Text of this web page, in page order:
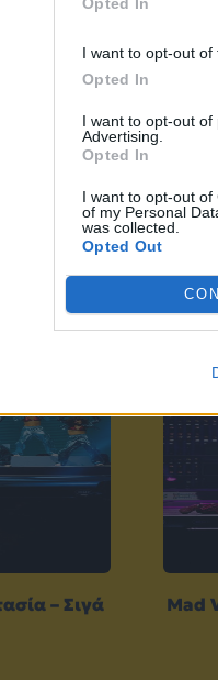
I want to opt-out of
Opted In
I want to opt-out of
Advertising.
Opted In
I want to opt-out of
of my Personal
was collected.
Opted Out
Μοιράσου αυτό το
– Σιγά
Mad